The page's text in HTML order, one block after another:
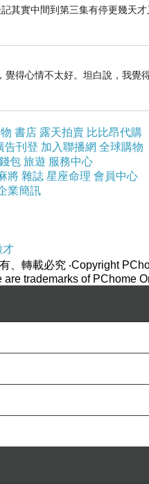
。
。
地的熊紀念。
否的。
才是真正的美好 。
其實中間到第三集有停更幾天
得心情不太好。坦白說，我覺
書店 露天拍賣 比比昂代購
告刊登 加入聯播網 全球購物
包 旅遊 服務中心
將 雜誌 星座命理 會員中心
業簡訊
才
、轉載必究 ‧Copyright
trademarks of PChome